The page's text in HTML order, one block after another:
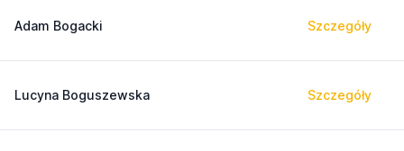
Adam Bogacki Szczegóły
Lucyna Boguszewska Szczegóły